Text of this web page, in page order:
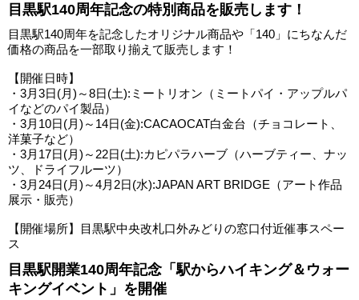
目黒駅140周年記念の特別商品を販売します！
目黒駅140周年を記念したオリジナル商品や「140」にちなんだ
価格の商品を一部取り揃えて販売します！
【開催日時】
・3月3日(月)～8日(土):ミートリオン（ミートパイ・アップルパ
イなどのパイ製品）
・3月10日(月)～14日(金):CACAOCAT白金台（チョコレート、
洋菓子など）
・3月17日(月)～22日(土):カピパラハーブ（ハーブティー、ナッ
ツ、ドライフルーツ）
・3月24日(月)～4月2日(水):JAPAN ART BRIDGE（アート作品
展示・販売）
【開催場所】目黒駅中央改札口外みどりの窓口付近催事スペー
ス
目黒駅開業140周年記念「駅からハイキング＆ウォー
キングイベント」を開催